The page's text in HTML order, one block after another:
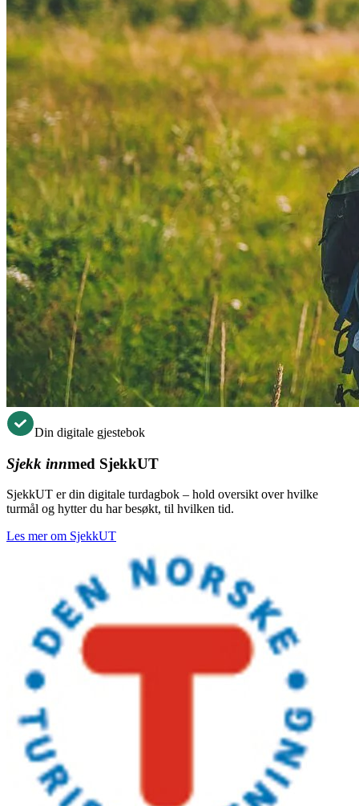
Din digitale gjestebok
Sjekk innmed SjekkUT
SjekkUT er din digitale turdagbok – hold oversikt over hvilke
turmål og hytter du har besøkt, til hvilken tid.
Les mer om SjekkUT